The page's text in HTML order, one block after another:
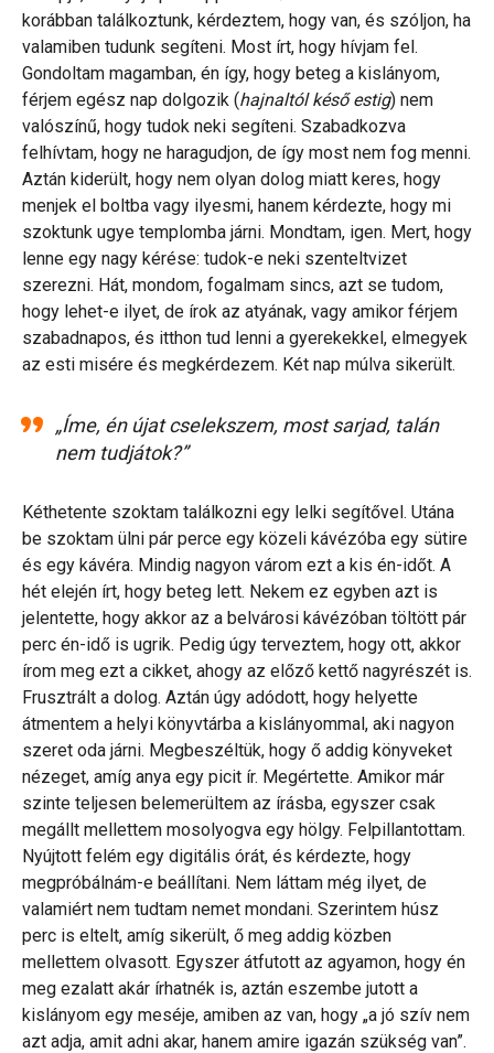
korábban találkoztunk, kérdeztem, hogy van, és szóljon, ha
valamiben tudunk segíteni. Most írt, hogy hívjam fel.
Gondoltam magamban, én így, hogy beteg a kislányom,
férjem egész nap dolgozik (hajnaltól késő estig) nem
valószínű, hogy tudok neki segíteni. Szabadkozva
felhívtam, hogy ne haragudjon, de így most nem fog menni.
Aztán kiderült, hogy nem olyan dolog miatt keres, hogy
menjek el boltba vagy ilyesmi, hanem kérdezte, hogy mi
szoktunk ugye templomba járni. Mondtam, igen. Mert, hogy
lenne egy nagy kérése: tudok-e neki szenteltvizet
szerezni. Hát, mondom, fogalmam sincs, azt se tudom,
hogy lehet-e ilyet, de írok az atyának, vagy amikor férjem
szabadnapos, és itthon tud lenni a gyerekekkel, elmegyek
az esti misére és megkérdezem. Két nap múlva sikerült.
„Íme, én újat cselekszem, most sarjad, talán
nem tudjátok?”
Kéthetente szoktam találkozni egy lelki segítővel. Utána
be szoktam ülni pár perce egy közeli kávézóba egy sütire
és egy kávéra. Mindig nagyon várom ezt a kis én-időt. A
hét elején írt, hogy beteg lett. Nekem ez egyben azt is
jelentette, hogy akkor az a belvárosi kávézóban töltött pár
perc én-idő is ugrik. Pedig úgy terveztem, hogy ott, akkor
írom meg ezt a cikket, ahogy az előző kettő nagyrészét is.
Frusztrált a dolog. Aztán úgy adódott, hogy helyette
átmentem a helyi könyvtárba a kislányommal, aki nagyon
szeret oda járni. Megbeszéltük, hogy ő addig könyveket
nézeget, amíg anya egy picit ír. Megértette. Amikor már
szinte teljesen belemerültem az írásba, egyszer csak
megállt mellettem mosolyogva egy hölgy. Felpillantottam.
Nyújtott felém egy digitális órát, és kérdezte, hogy
megpróbálnám-e beállítani. Nem láttam még ilyet, de
valamiért nem tudtam nemet mondani. Szerintem húsz
perc is eltelt, amíg sikerült, ő meg addig közben
mellettem olvasott. Egyszer átfutott az agyamon, hogy én
meg ezalatt akár írhatnék is, aztán eszembe jutott a
kislányom egy meséje, amiben az van, hogy „a jó szív nem
azt adja, amit adni akar, hanem amire igazán szükség van”.